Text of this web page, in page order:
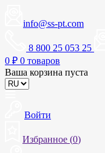
info@ss-pt.com
8 800 25 053 25
0 ₽ 0 товаров
Ваша корзина пуста
Войти
Избранное (0)